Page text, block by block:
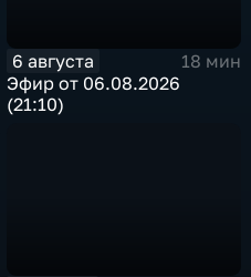
6 августа
18 мин
Эфир от 06.08.2026
(21:10)